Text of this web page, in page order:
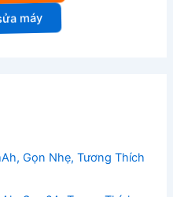
máy
Gọn Nhẹ, Tương Thích